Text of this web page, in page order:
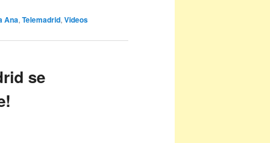
Ana, Telemadrid, Videos
se